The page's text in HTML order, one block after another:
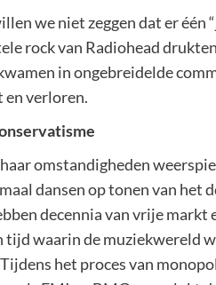
we niet zeggen dat er
rock van Radiohead
in ongebreidelde
verloren.
omstandigheden
dansen op tonen van het
decennia van vrije
tijd waarin de muziekwereld
het proces van